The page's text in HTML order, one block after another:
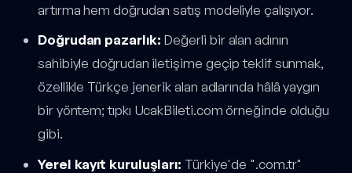
artırma hem doğrudan satış modeliyle çalışıyor.
Doğrudan pazarlık: Değerli bir alan adının
sahibiyle doğrudan iletişime geçip teklif sunmak,
özellikle Türkçe jenerik alan adlarında hâlâ yaygın
bir yöntem; tıpkı UcakBileti.com örneğinde olduğu
gibi.
Yerel kayıt kuruluşları: Türkiye'de ".com.tr"